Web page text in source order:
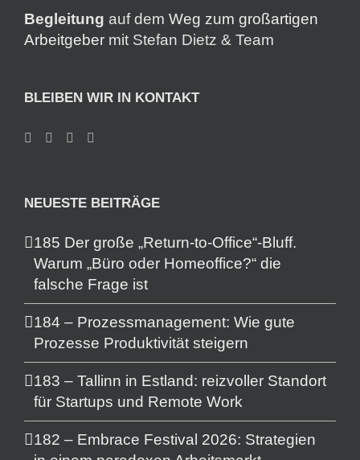
Begleitung auf dem Weg zum großartigen
Arbeitgeber mit Stefan Dietz & Team
BLEIBEN WIR IN KONTAKT
NEUESTE BEITRÄGE
185 Der große „Return-to-Office“-Bluff.
Warum „Büro oder Homeoffice?“ die
falsche Frage ist
184 – Prozessmanagement: Wie gute
Prozesse Produktivität steigern
183 – Tallinn in Estland: reizvoller Standort
für Startups und Remote Work
182 – Embrace Festival 2026: Strategien